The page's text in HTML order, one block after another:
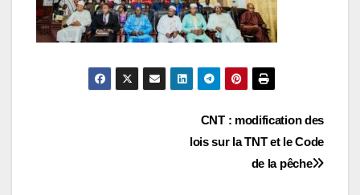
CNT : modification des
lois sur la TNT et le Code
de la pêche